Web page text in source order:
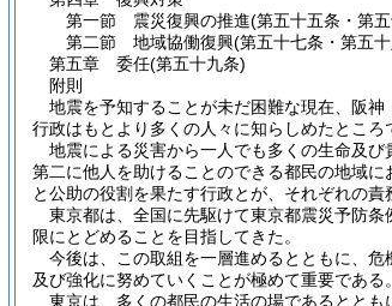
第一節
震災復興の推進(第五十五条・第
第二節
地域協働復興(第五十七条・第五
第五章
委任(第五十九条)
附則
地震を予知することが未だ困難な現在、阪
行政はもとより多くの人々に知らしめたところ
地震による災害から一人でも多くの生命及
第二に他人を助けることのできる都民の地域
と公助の役割を果たす行政とが、それぞれの
東京都は、全国に先駆けて東京都震災予防
限にとどめることを目指してきた。
今後は、この取組を一層進めるとともに、
及び強化に努めていくことが極めて重要である。
東京は、多くの都民の生活の場であるとと